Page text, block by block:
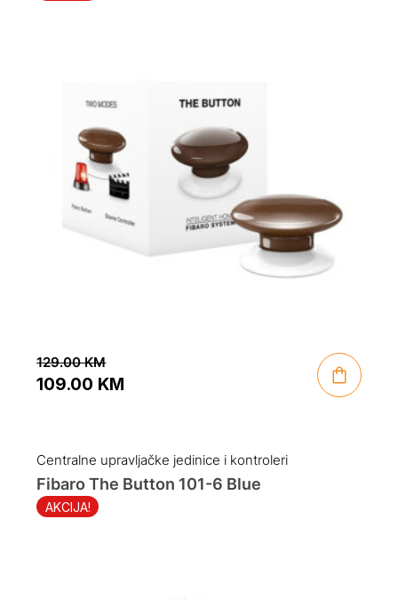
129.00KM
was:
129.00 KM.
109.00 KM
is:
109.00 KM.
Centralne upravljačke jedinice i kontroleri
AKCIJA!
Fibaro The Button 101-6 Blue